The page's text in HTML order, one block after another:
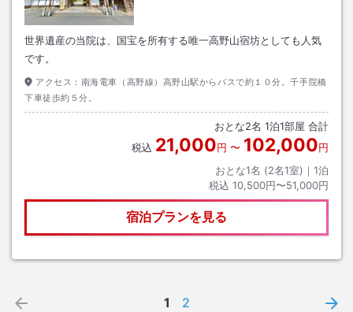
世界遺産の当院は、国宝を所有する唯一高野山宿坊としても人気
です。
アクセス： 南海電車（高野線）高野山駅からバスで約１０分。千手院橋
下車徒歩約５分。
おとな2名 1泊1部屋 合計
税込 21,000円 〜 102,000円
おとな1名 (2名1室)｜ 1泊
税込 10,500円〜51,000円
宿泊プランを見る
1 2